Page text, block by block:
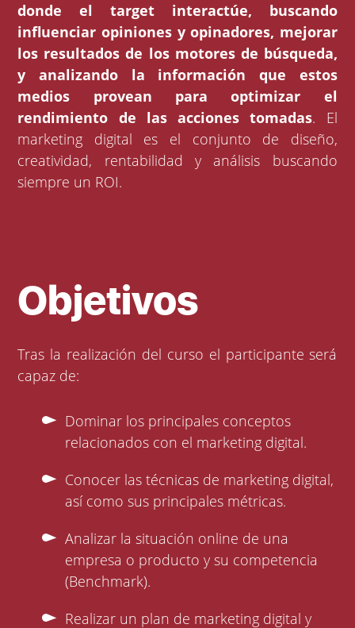
donde el target interactúe, buscando
influenciar opiniones y opinadores, mejorar
los resultados de los motores de búsqueda,
y analizando la información que estos
medios provean para optimizar el
rendimiento de las acciones tomadas. El
marketing digital es el conjunto de diseño,
creatividad, rentabilidad y análisis buscando
siempre un ROI.
Objetivos
Tras la realización del curso el participante será
capaz de:
Dominar los principales conceptos
relacionados con el marketing digital.
Conocer las técnicas de marketing digital,
así como sus principales métricas.
Analizar la situación online de una
empresa o producto y su competencia
(Benchmark).
Realizar un plan de marketing digital y